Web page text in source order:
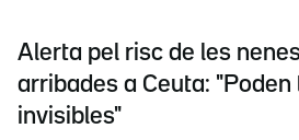
Alerta pel risc de les
arribades a Ceuta: "Poden
invisibles"